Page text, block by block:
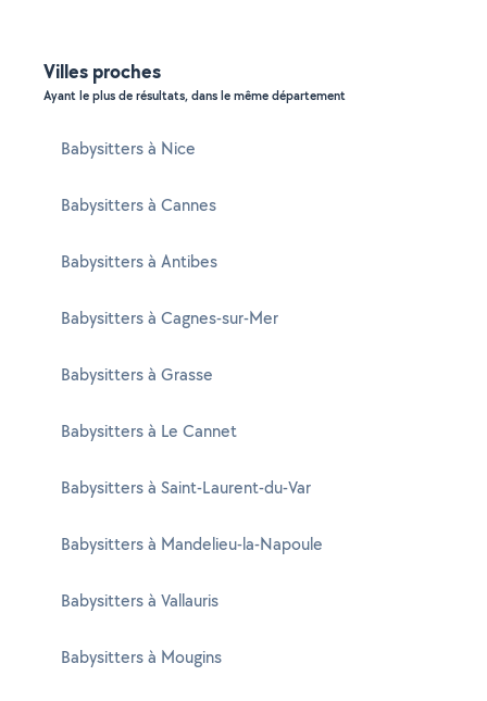
Villes proches
Ayant le plus de résultats, dans le même département
Babysitters à Nice
Babysitters à Cannes
Babysitters à Antibes
Babysitters à Cagnes-sur-Mer
Babysitters à Grasse
Babysitters à Le Cannet
Babysitters à Saint-Laurent-du-Var
Babysitters à Mandelieu-la-Napoule
Babysitters à Vallauris
Babysitters à Mougins